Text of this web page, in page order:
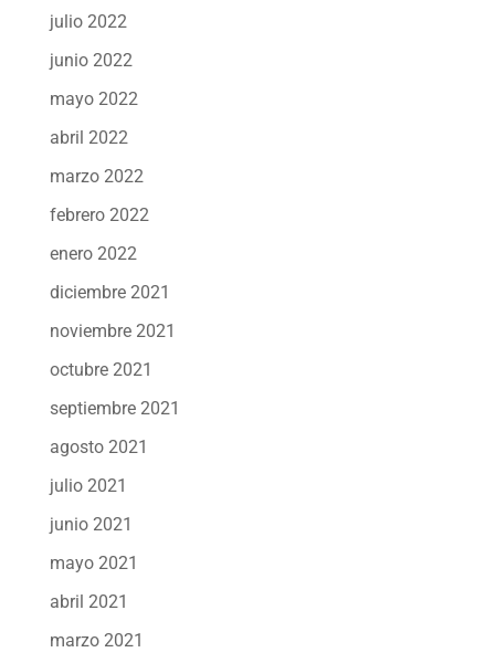
julio 2022
junio 2022
mayo 2022
abril 2022
marzo 2022
febrero 2022
enero 2022
diciembre 2021
noviembre 2021
octubre 2021
septiembre 2021
agosto 2021
julio 2021
junio 2021
mayo 2021
abril 2021
marzo 2021